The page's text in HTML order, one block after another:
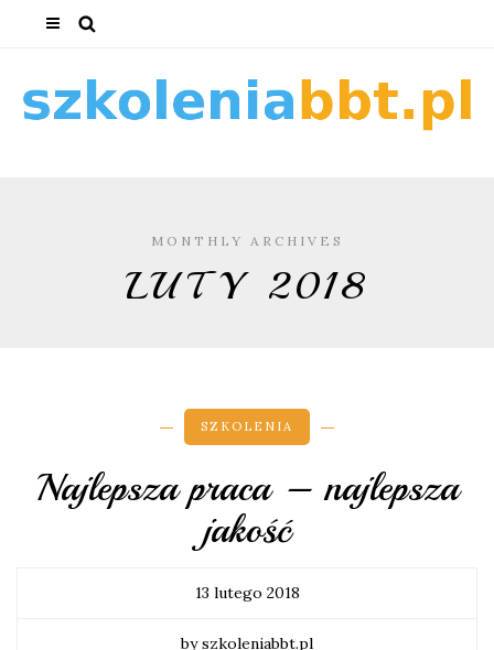
MONTHLY ARCHIVES
LUTY 2018
SZKOLENIA
Najlepsza praca – najlepsza
jakość
13 lutego 2018
by szkoleniabbt.pl